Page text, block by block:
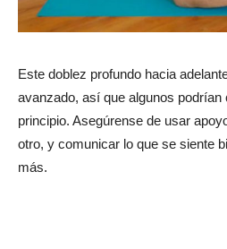
Este doblez profundo hacia
avanzado, así que algunos podrían
principio. Asegúrense de usar
otro, y comunicar lo que se siente
más.